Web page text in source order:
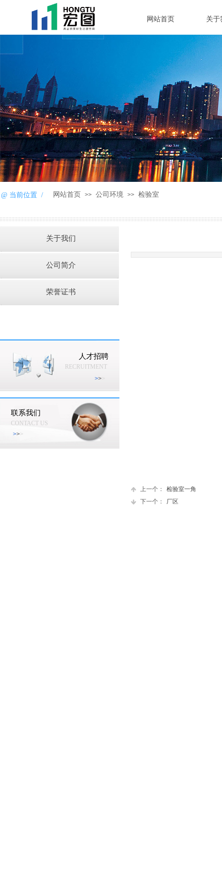
网站首页 关于
@ 当前位置 / 网站首页 >> 公司环境 >> 检验室
上一个：
检验室一角
下一个：
厂区
关于我们
公司简介
荣誉证书
人才招聘
RECRUITMENT
>>
联系我们
CONTACT US
>> >